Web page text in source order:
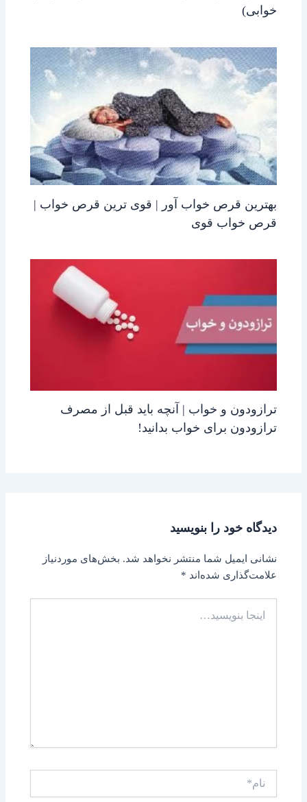
خوابی)
بهترین قرص خواب آور | قوی ترین قرص خواب |
قرص خواب قوی
ترازودون و خواب | آنچه باید قبل از مصرف
ترازودون برای خواب بدانید!
دیدگاه‌ خود را بنویسید
نشانی ایمیل شما منتشر نخواهد شد. بخش‌های موردنیاز
علامت‌گذاری شده‌اند *
بنویسید…